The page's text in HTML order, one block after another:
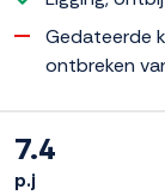
Gedateerde
ontbreken
7.4
p.j